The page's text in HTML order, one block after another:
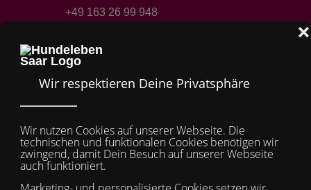
+49 163 26 99 948
Mobile Menu Toggle
TSV Hundeleben Saar e.V.